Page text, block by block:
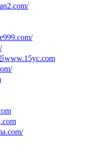
www.15yc.com